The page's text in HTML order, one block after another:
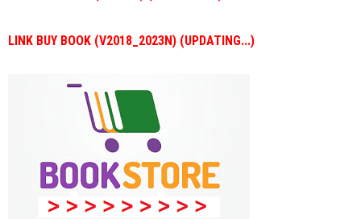
LINK BUY BOOK (V2018_2023N) (UPDATING...)